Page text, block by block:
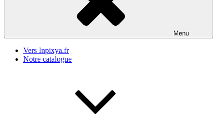
Menu
Vers Inpixya.fr
Notre catalogue